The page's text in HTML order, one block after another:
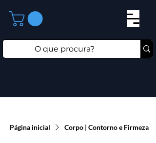
Página inicial Corpo | Contorno e Firmeza